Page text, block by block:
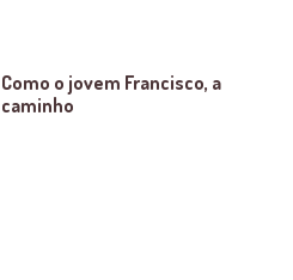
Como o jovem Francisco, a
caminho